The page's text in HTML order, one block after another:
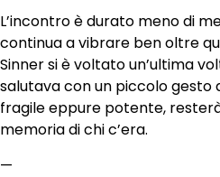
L’incontro è durato meno di
continua a vibrare ben oltre
Sinner si è voltato un’ultima
salutava con un piccolo gesto
fragile eppure potente,
memoria di chi c’era.
—